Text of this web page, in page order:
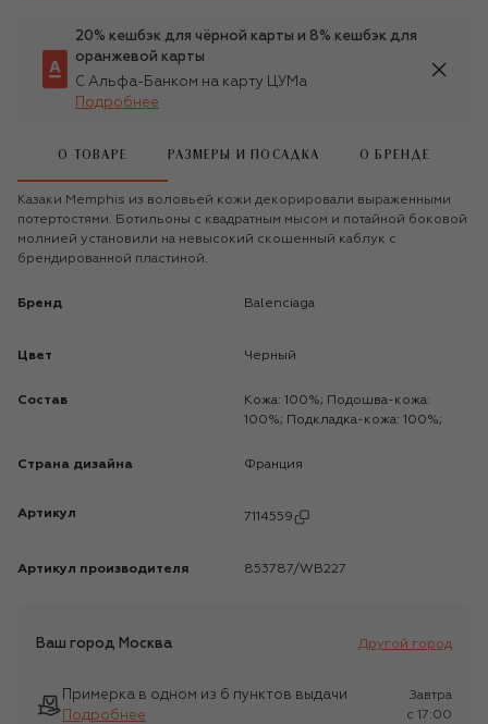
20% кешбэк для чёрной карты и 8% кешбэк для
оранжевой карты
С Альфа-Банком на карту ЦУМа
Подробнее
О ТОВАРЕ РАЗМЕРЫ И ПОСАДКА О БРЕНДЕ
Казаки Memphis из воловьей кожи декорировали выраженными
потертостями. Ботильоны с квадратным мысом и потайной боковой
молнией установили на невысокий скошенный каблук с
брендированной пластиной.
Бренд Balenciaga
Цвет Черный
Состав
Кожа: 100%; Подошва-кожа:
100%; Подкладка-кожа: 100%;
Страна дизайна Франция
Артикул 7114559
Артикул производителя 853787/WB227
Ваш город Москва Другой город
Примерка в одном из 6 пунктов выдачи
Подробнее
Завтра
c 17:00